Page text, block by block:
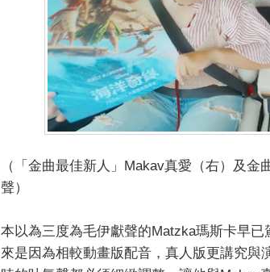
（「金曲最佳新人」Makav真愛（右）及
聲）
本以為三度為毛伊獻聲的Matzka瑪斯卡早
來是因為相較動畫版配音，真人版更講究與